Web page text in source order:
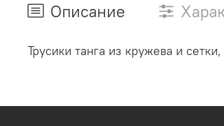
Описание
Трусики танга из кружева и